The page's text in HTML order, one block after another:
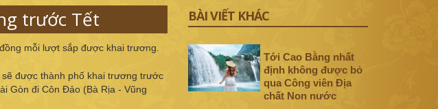
trước Tết
mỗi lượt sắp được khai trương.
được thành phố khai trương trước
Gòn đi Côn Đảo (Bà Rịa - Vũng
BÀI VIẾT KHÁC
Tới Cao Bằng nhất
định không được bỏ
qua Công viên Địa
chất Non nước